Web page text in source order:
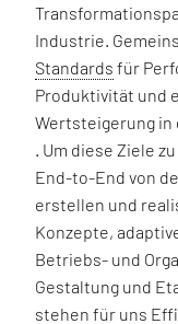
Industrie.
Standards für
Produktivität und
Wertsteigerung in
. Um diese Ziele
End-to-End von
erstellen und
Konzepte,
Betriebs- und
Gestaltung und
stehen für uns